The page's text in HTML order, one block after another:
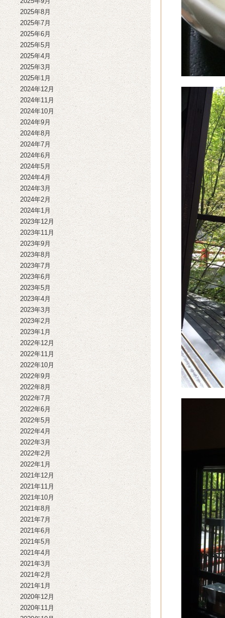
2025年8月
2025年7月
2025年6月
2025年5月
2025年4月
2025年3月
2025年1月
2024年12月
2024年11月
2024年10月
2024年9月
2024年8月
2024年7月
2024年6月
2024年5月
2024年4月
2024年3月
2024年2月
2024年1月
2023年12月
2023年11月
2023年9月
2023年8月
2023年7月
2023年6月
2023年5月
2023年4月
2023年3月
2023年2月
2023年1月
2022年12月
2022年11月
2022年10月
2022年9月
2022年8月
2022年7月
2022年6月
2022年5月
2022年4月
2022年3月
2022年2月
2022年1月
2021年12月
2021年11月
2021年10月
2021年8月
2021年7月
2021年6月
2021年5月
2021年4月
2021年3月
2021年2月
2021年1月
2020年12月
2020年11月